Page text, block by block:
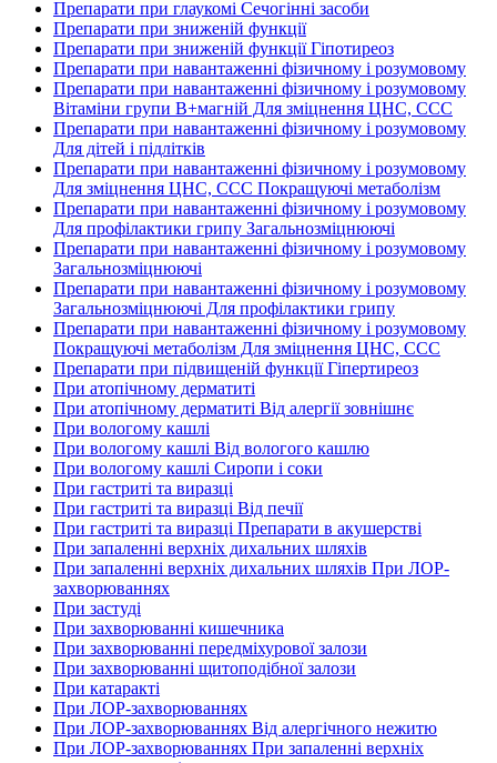
Препарати при глаукомі Сечогінні засоби
Препарати при зниженій функції
Препарати при зниженій функції Гіпотиреоз
Препарати при навантаженні фізичному і розумовому
Препарати при навантаженні фізичному і розумовому
Вітаміни групи В+магній Для зміцнення ЦНС, ССС
Препарати при навантаженні фізичному і розумовому
Для дітей і підлітків
Препарати при навантаженні фізичному і розумовому
Для зміцнення ЦНС, ССС Покращуючі метаболізм
Препарати при навантаженні фізичному і розумовому
Для профілактики грипу Загальнозміцнюючі
Препарати при навантаженні фізичному і розумовому
Загальнозміцнюючі
Препарати при навантаженні фізичному і розумовому
Загальнозміцнюючі Для профілактики грипу
Препарати при навантаженні фізичному і розумовому
Покращуючі метаболізм Для зміцнення ЦНС, ССС
Препарати при підвищеній функції Гіпертиреоз
При атопічному дерматиті
При атопічному дерматиті Від алергії зовнішнє
При вологому кашлі
При вологому кашлі Від вологого кашлю
При вологому кашлі Сиропи і соки
При гастриті та виразці
При гастриті та виразці Від печії
При гастриті та виразці Препарати в акушерстві
При запаленні верхніх дихальних шляхів
При запаленні верхніх дихальних шляхів При ЛОР-
захворюваннях
При застуді
При захворюванні кишечника
При захворюванні передміхурової залози
При захворюванні щитоподібної залози
При катаракті
При ЛОР-захворюваннях
При ЛОР-захворюваннях Від алергічного нежитю
При ЛОР-захворюваннях При запаленні верхніх